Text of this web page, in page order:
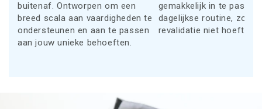
buitenaf. Ontworpen om een
breed scala aan vaardigheden te
ondersteunen en aan te passen
aan jouw unieke behoeften.
gemakkelijk in te passen
dagelijkse routine, zodat
revalidatie niet hoeft te